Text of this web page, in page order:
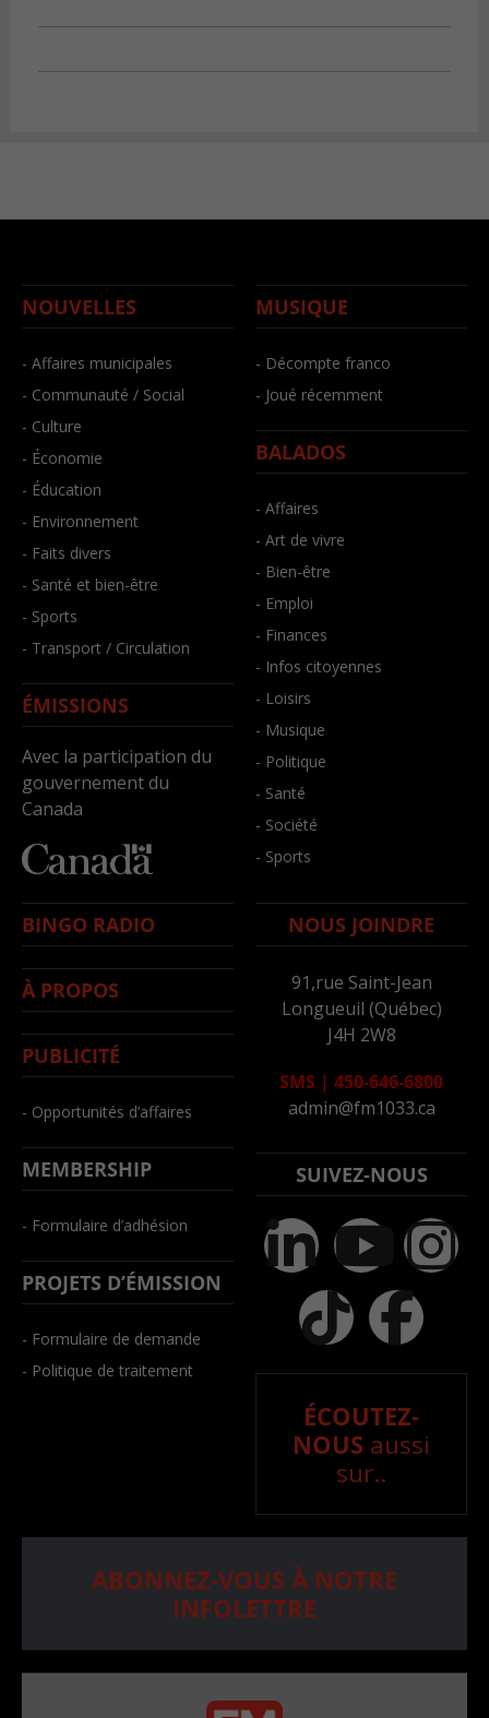
NOUVELLES
- Affaires municipales
- Communauté / Social
- Culture
- Économie
- Éducation
- Environnement
- Faits divers
- Santé et bien-être
- Sports
- Transport / Circulation
ÉMISSIONS
Avec la participation du
gouvernement du
Canada
MUSIQUE
- Décompte franco
- Joué récemment
BALADOS
- Affaires
- Art de vivre
- Bien-être
- Emploi
- Finances
- Infos citoyennes
- Loisirs
- Musique
- Politique
- Santé
- Société
- Sports
BINGO RADIO
À PROPOS
PUBLICITÉ
- Opportunités d’affaires
MEMBERSHIP
- Formulaire d’adhésion
PROJETS D’ÉMISSION
- Formulaire de demande
- Politique de traitement
NOUS JOINDRE
91,rue Saint-Jean
Longueuil (Québec)
J4H 2W8
SMS | 450-646-6800
admin@fm1033.ca
SUIVEZ-NOUS
ÉCOUTEZ-
NOUS aussi
sur..
ABONNEZ-VOUS À NOTRE
INFOLETTRE